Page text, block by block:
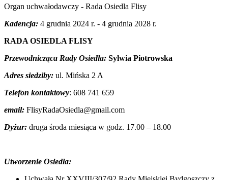
Organ uchwałodawczy - Rada Osiedla Flisy
Kadencja: 4 grudnia 2024 r. - 4 grudnia 2028 r.
RADA OSIEDLA FLISY
Przewodnicząca Rady Osiedla: Sylwia Piotrowska
Adres siedziby: ul. Mińska 2 A
Telefon kontaktowy: 608 741 659
email: FlisyRadaOsiedla@gmail.com
Dyżur: druga środa miesiąca w godz. 17.00 – 18.00
Utworzenie Osiedla: